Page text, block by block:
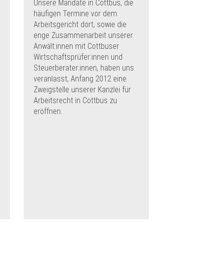
Unsere Mandate in Cottbus, die
häufigen Termine vor dem
Arbeitsgericht dort, sowie die
enge Zusammenarbeit unserer
Anwält:innen mit Cottbuser
Wirtschaftsprüfer:innen und
Steuerberater:innen, haben uns
veranlasst, Anfang 2012 eine
Zweigstelle unserer Kanzlei für
Arbeitsrecht in Cottbus zu
eröffnen.